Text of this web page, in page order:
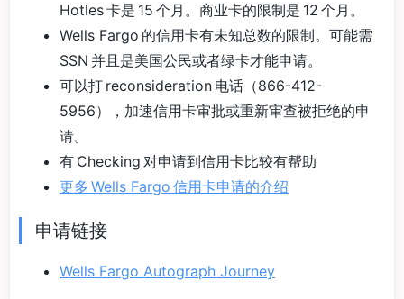
Hotles 卡是 15 个月。商业卡的限制是 12 个月。
Wells Fargo 的信用卡有未知总数的限制。可能需
SSN 并且是美国公民或者绿卡才能申请。
可以打 reconsideration 电话（866-412-
5956），加速信用卡审批或重新审查被拒绝的申
请。
有 Checking 对申请到信用卡比较有帮助
更多 Wells Fargo 信用卡申请的介绍
申请链接
Wells Fargo Autograph Journey